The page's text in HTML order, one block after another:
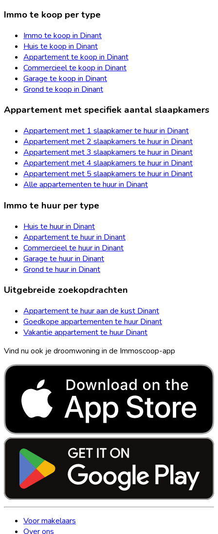
Immo te koop per type
Immo te koop in Dinant
Huis te koop in Dinant
Appartement te koop in Dinant
Commercieel te koop in Dinant
Garage te koop in Dinant
Grond te koop in Dinant
Appartement met specifiek aantal slaapkamers
Appartement met 1 slaapkamer te huur in Dinant
Appartement met 2 slaapkamers te huur in Dinant
Appartement met 3 slaapkamers te huur in Dinant
Appartement met 4 slaapkamers te huur in Dinant
Appartement met 5 slaapkamers te huur in Dinant
Alle appartementen te huur in Dinant
Immo te huur per type
Huis te huur in Dinant
Appartement te huur in Dinant
Commercieel te huur in Dinant
Garage te huur in Dinant
Grond te huur in Dinant
Uitgebreide zoekopdrachten
Appartement te huur aan de kust Dinant
Goedkope appartementen te huur Dinant
Vakantie appartement te huur Dinant
Vind nu ook je droomwoning in de Immoscoop-app
Voor makelaars
Over ons